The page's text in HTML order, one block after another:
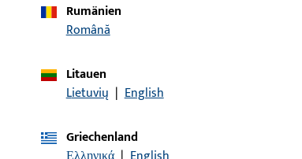
VK8 LG145 ZN
Rumänien
Română
Litauen
Lietuvių | English
Griechenland